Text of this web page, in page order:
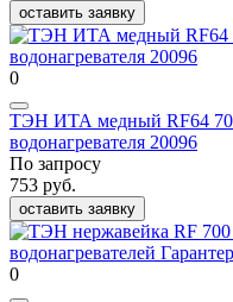
оставить заявку
0
ТЭН ИТА медный RF64
водонагревателя 20096
По запросу
753 руб.
оставить заявку
0